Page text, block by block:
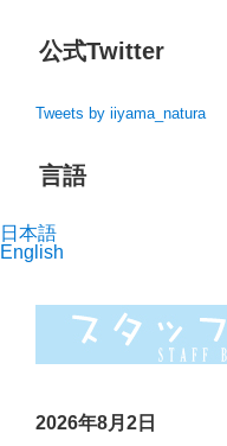
l
公式Twitter
Tweets by iiyama_natura
言語
日本語
English
2026年8月2日